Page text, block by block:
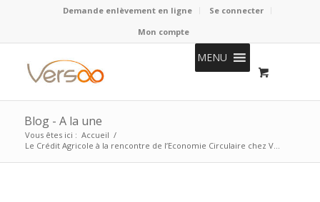
Demande enlèvement en ligne
Se connecter
Mon compte
MENU
Blog - A la une
Vous êtes ici : Accueil /
Le Crédit Agricole à la rencontre de l’Economie Circulaire chez V...